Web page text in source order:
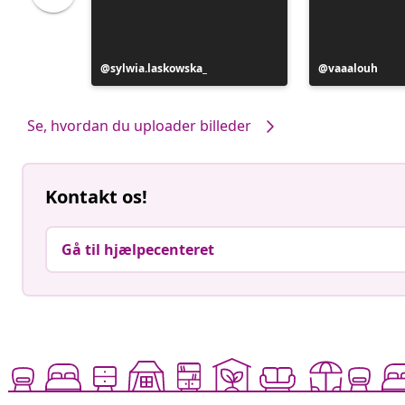
Opslag
offentliggjort
sylwia.laskowska_
Opslag
offentliggjort
vaaalouh
Se, hvordan du uploader billeder
Kontakt os!
Gå til hjælpecenteret